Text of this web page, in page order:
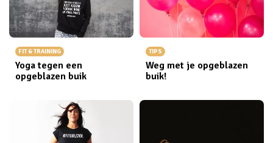
FIT & TRAINING
Yoga tegen een
opgeblazen buik
TIPS
Weg met je opgeblazen
buik!